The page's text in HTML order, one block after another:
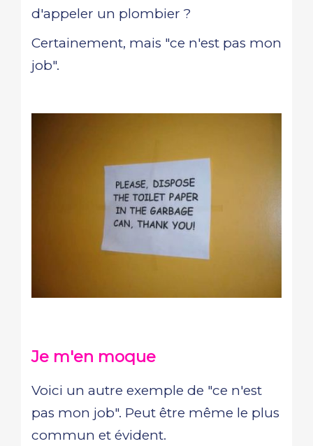
d'appeler un plombier ?
Certainement, mais "ce n'est pas mon
job".
Je m'en moque
Voici un autre exemple de "ce n'est
pas mon job". Peut être même le plus
commun et évident.